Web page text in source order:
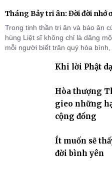
Tháng Bảy tri ân: Đời đời nhớ
Trong tinh thần tri ân và báo ân
hùng Liệt sĩ không chỉ là dâng
mỗi người biết trân quý hòa
Khi lời Phật
Hòa thượng
gieo những
cộng đồng
Ít muốn sẽ
đời bình yên